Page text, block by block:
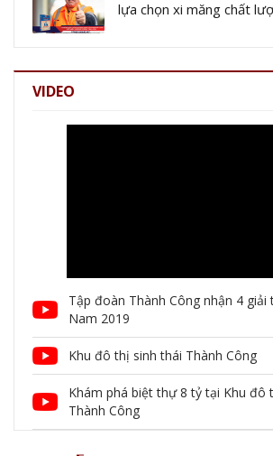
lựa chọn xi măng chất
VIDEO
Tập đoàn Thành Công nhận 4 giải
Nam 2019
Khu đô thị sinh thái Thành Công
Khám phá biệt thự 8 tỷ tại Khu đô
Thành Công